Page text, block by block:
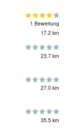
1 Bewertung
17.2 km
23.7 km
27.0 km
35.5 km